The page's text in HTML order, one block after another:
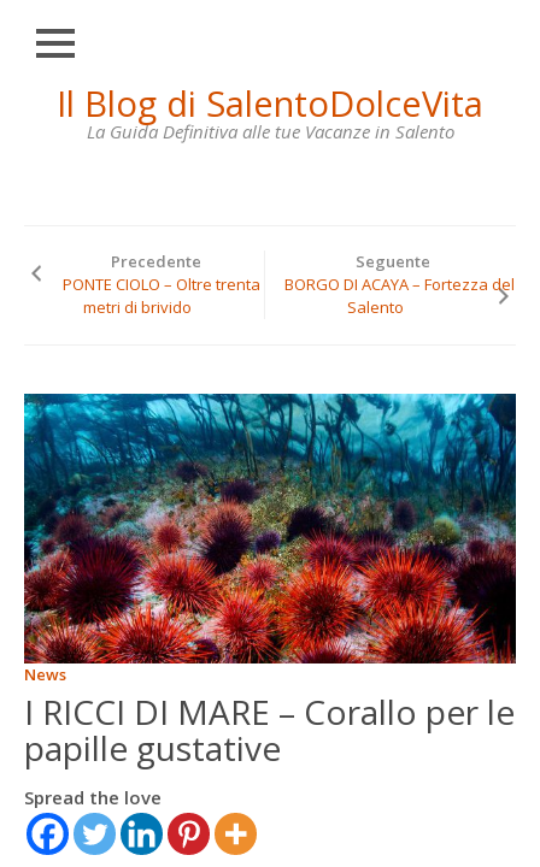
Il Blog di SalentoDolceVita
La Guida Definitiva alle tue Vacanze in Salento
Chiudi
HOME
OTRANTO
SANTA
VILLE
IN
AFFITTO
CONTATTI
ENGLISH
FRANÇAIS
Precedente
PONTE CIOLO – Oltre trenta
metri di brivido
Seguente
BORGO DI ACAYA – Fortezza del
Salento
News
I RICCI DI MARE – Corallo per le
papille gustative
Spread the love